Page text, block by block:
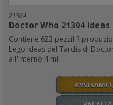
21304
Doctor Who 21304 Ideas
Contiene 623 pezzi!
Lego Ideas del Tardis di
all'interno 4 mi..
AVVISAMI